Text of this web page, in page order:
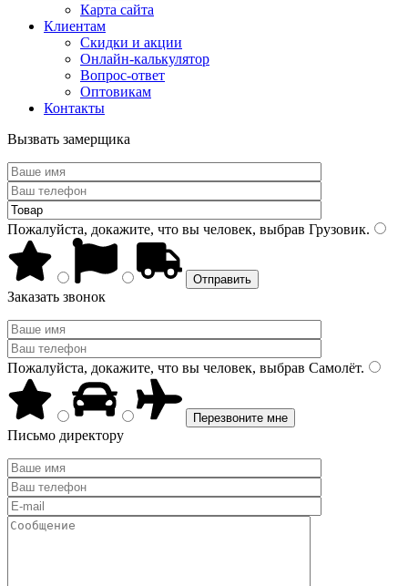
Карта сайта
Клиентам
Скидки и акции
Онлайн-калькулятор
Вопрос-ответ
Оптовикам
Контакты
Вызвать замерщика
Пожалуйста, докажите, что вы человек, выбрав Грузовик.
Заказать звонок
Пожалуйста, докажите, что вы человек, выбрав Самолёт.
Письмо директору